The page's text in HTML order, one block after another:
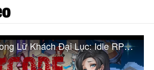
Full giftcode trong Lữ Khách Đại Lục: Idle RPG mới nhất và cách đổi code